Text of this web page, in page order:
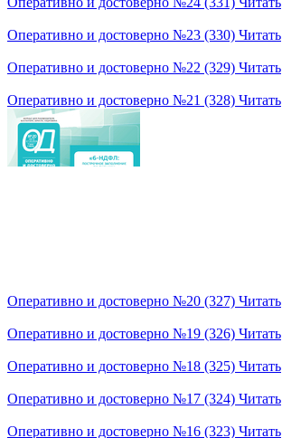
Оперативно и достоверно №23 (330) Читать
Оперативно и достоверно №22 (329) Читать
Оперативно и достоверно №21 (328) Читать
Оперативно и достоверно №20 (327) Читать
Оперативно и достоверно №19 (326) Читать
Оперативно и достоверно №18 (325) Читать
Оперативно и достоверно №17 (324) Читать
Оперативно и достоверно №16 (323) Читать